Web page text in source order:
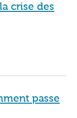
crise des
passe